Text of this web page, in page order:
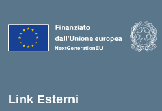
Link Esterni